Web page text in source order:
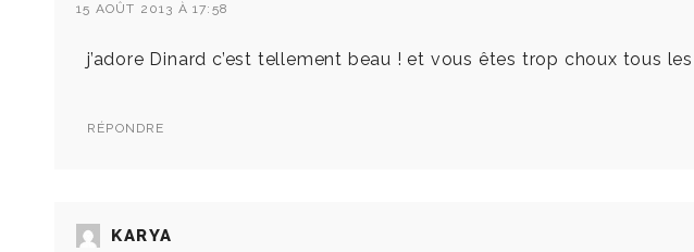
15 AOÛT 2013 À 17:58
j’adore Dinard c’est tellement beau ! et vous êtes trop choux tous
RÉPONDRE
KARYA